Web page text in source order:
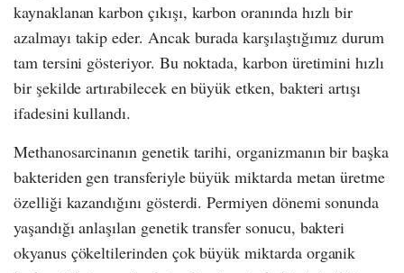
kaynaklanan karbon çıkışı, karbon oranında hızlı bir
azalmayı takip eder. Ancak burada karşılaştığımız durum
tam tersini gösteriyor. Bu noktada, karbon üretimini hızlı
bir şekilde artırabilecek en büyük etken, bakteri artışı
ifadesini kullandı.
Methanosarcinanın genetik tarihi, organizmanın bir başka
bakteriden gen transferiyle büyük miktarda metan üretme
özelliği kazandığını gösterdi. Permiyen dönemi sonunda
yaşandığı anlaşılan genetik transfer sonucu, bakteri
okyanus çökeltilerinden çok büyük miktarda organik